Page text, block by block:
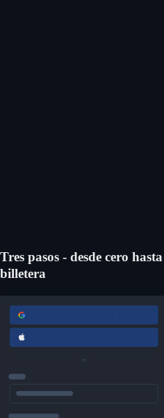
Tres pasos - desde cero
billetera